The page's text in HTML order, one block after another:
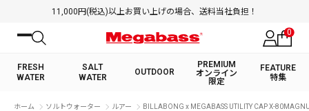
11,000円(税込)以上お買い上げの場合、送料当社負担！
0
FRESH
WATER
SALT
WATER
OUTDOOR
PREMIUM
オンライン
限定
FEATURE
特集
絞り込み検索
ホーム ソルトウォーター ルアー BILLABONG x MEGABASS UTILITY CAP X-